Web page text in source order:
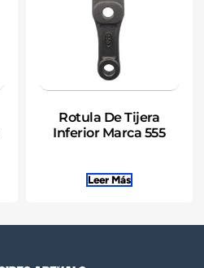
Rotula De Tijera
Inferior Marca 555
Leer Más